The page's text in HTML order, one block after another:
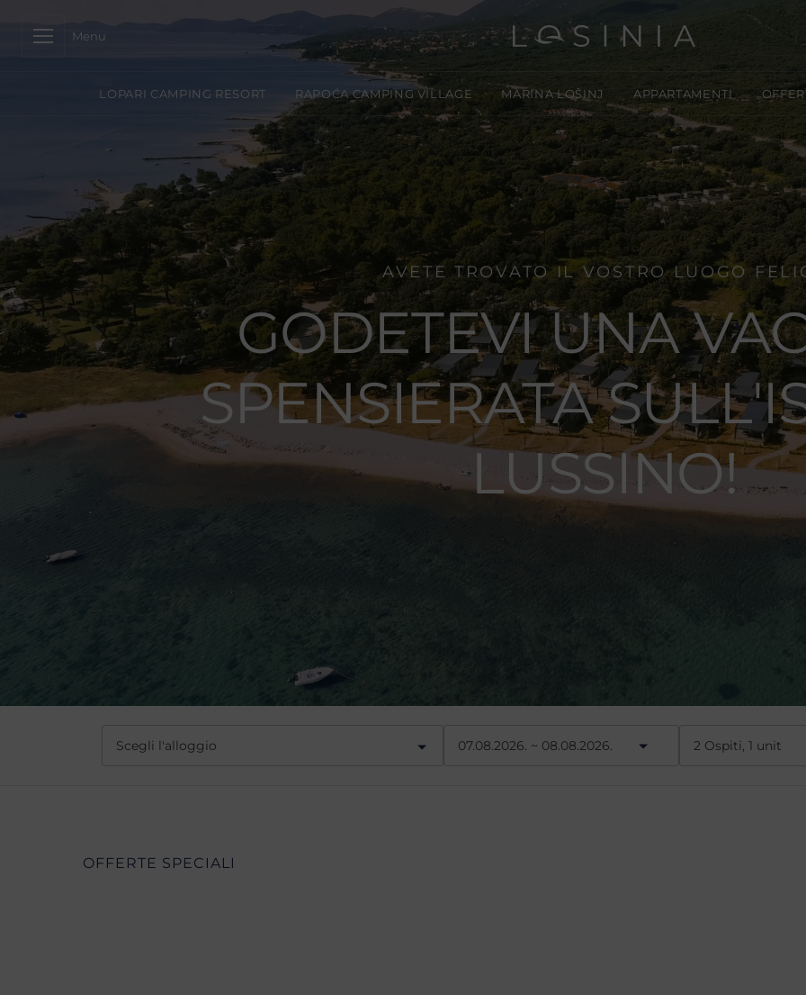
Menu
LOPARI CAMPING RESORT RAPOĆA CAMPING VILLAGE MARINA LOŠINJ APPARTAMENTI
AVETE TROVATO IL VOSTRO LUOGO
GODETEVI UNA
SPENSIERATA
LUSSINO!
Scegli l'alloggio
OFFERTE SPECIALI